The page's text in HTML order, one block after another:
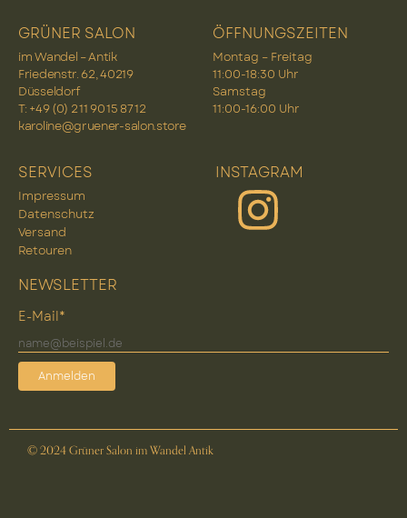
GRÜNER SALON
im Wandel – Antik
Friedenstr. 62, 40219
Düsseldorf
T: +49 (0) 2 11 90 15 87 12
karoline@gruener-salon.store
ÖFFNUNGSZEITEN
Montag – Freitag
11:00-18:30 Uhr
Samstag
11:00-16:00 Uhr
SERVICES
Impressum
Datenschutz
Versand
Retouren
INSTAGRAM
NEWSLETTER
E-Mail*
Anmelden
© 2024 Grüner Salon im Wandel Antik